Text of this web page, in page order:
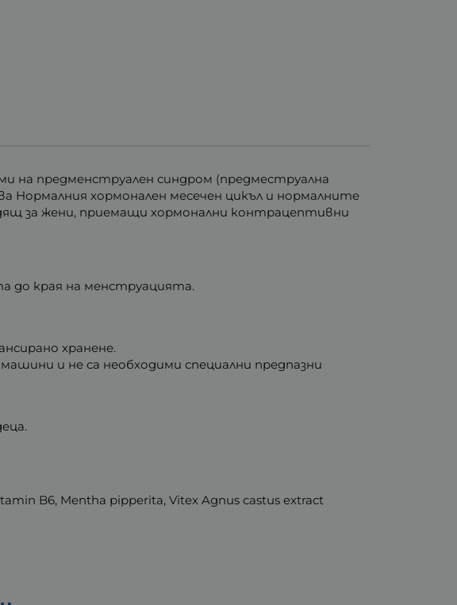
на предменструален синдром (предместруална
Нормалния хормонален месечен цикъл и нормалните
за жени, приемащи хормонални контрацептивни
до края на менструацията.
хранене.
и не са необходими специални предпазни
B6, Mentha pipperita, Vitex Agnus castus extract